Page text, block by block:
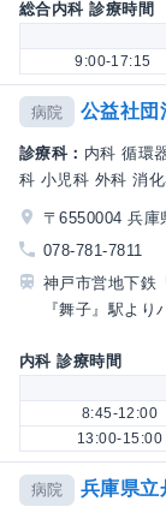
総合内科 診療時間
9:00-17:15
病院 公益社団
診療科： 内科 循環
科 小児科 外科 消化
〒6550004 兵庫
078-781-7811
神戸市営地下鉄
『舞子』駅よ
内科 診療時間
8:45-12:00
13:00-15:00
病院 兵庫県立